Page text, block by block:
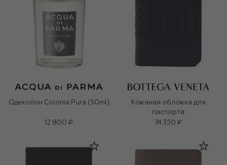
Одеколон Colonia Pura (50ml)
12 800 ₽
Кожаная обложка для
паспорта
74 350 ₽